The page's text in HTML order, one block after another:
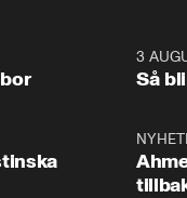
upp i val. Ska vi
så sitter vi förstås
3
Så